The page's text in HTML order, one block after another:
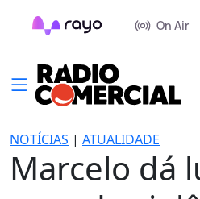
On Air
NOTÍCIAS | ATUALIDADE
Marcelo dá